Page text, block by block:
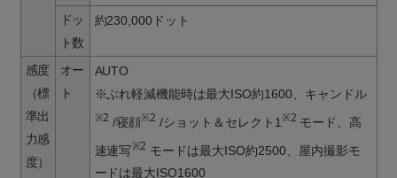
ドッ
ト数
約230,000ドット
感度
（標
準出
力感
度）
オー
ト
AUTO
※ぶれ軽減機能時は最大ISO約1600、キャンドル
※2 /寝顔※2 /ショット＆セレクト1※2 モード、高
速連写※2 モードは最大ISO約2500、屋内撮影モ
ードは最大ISO1600